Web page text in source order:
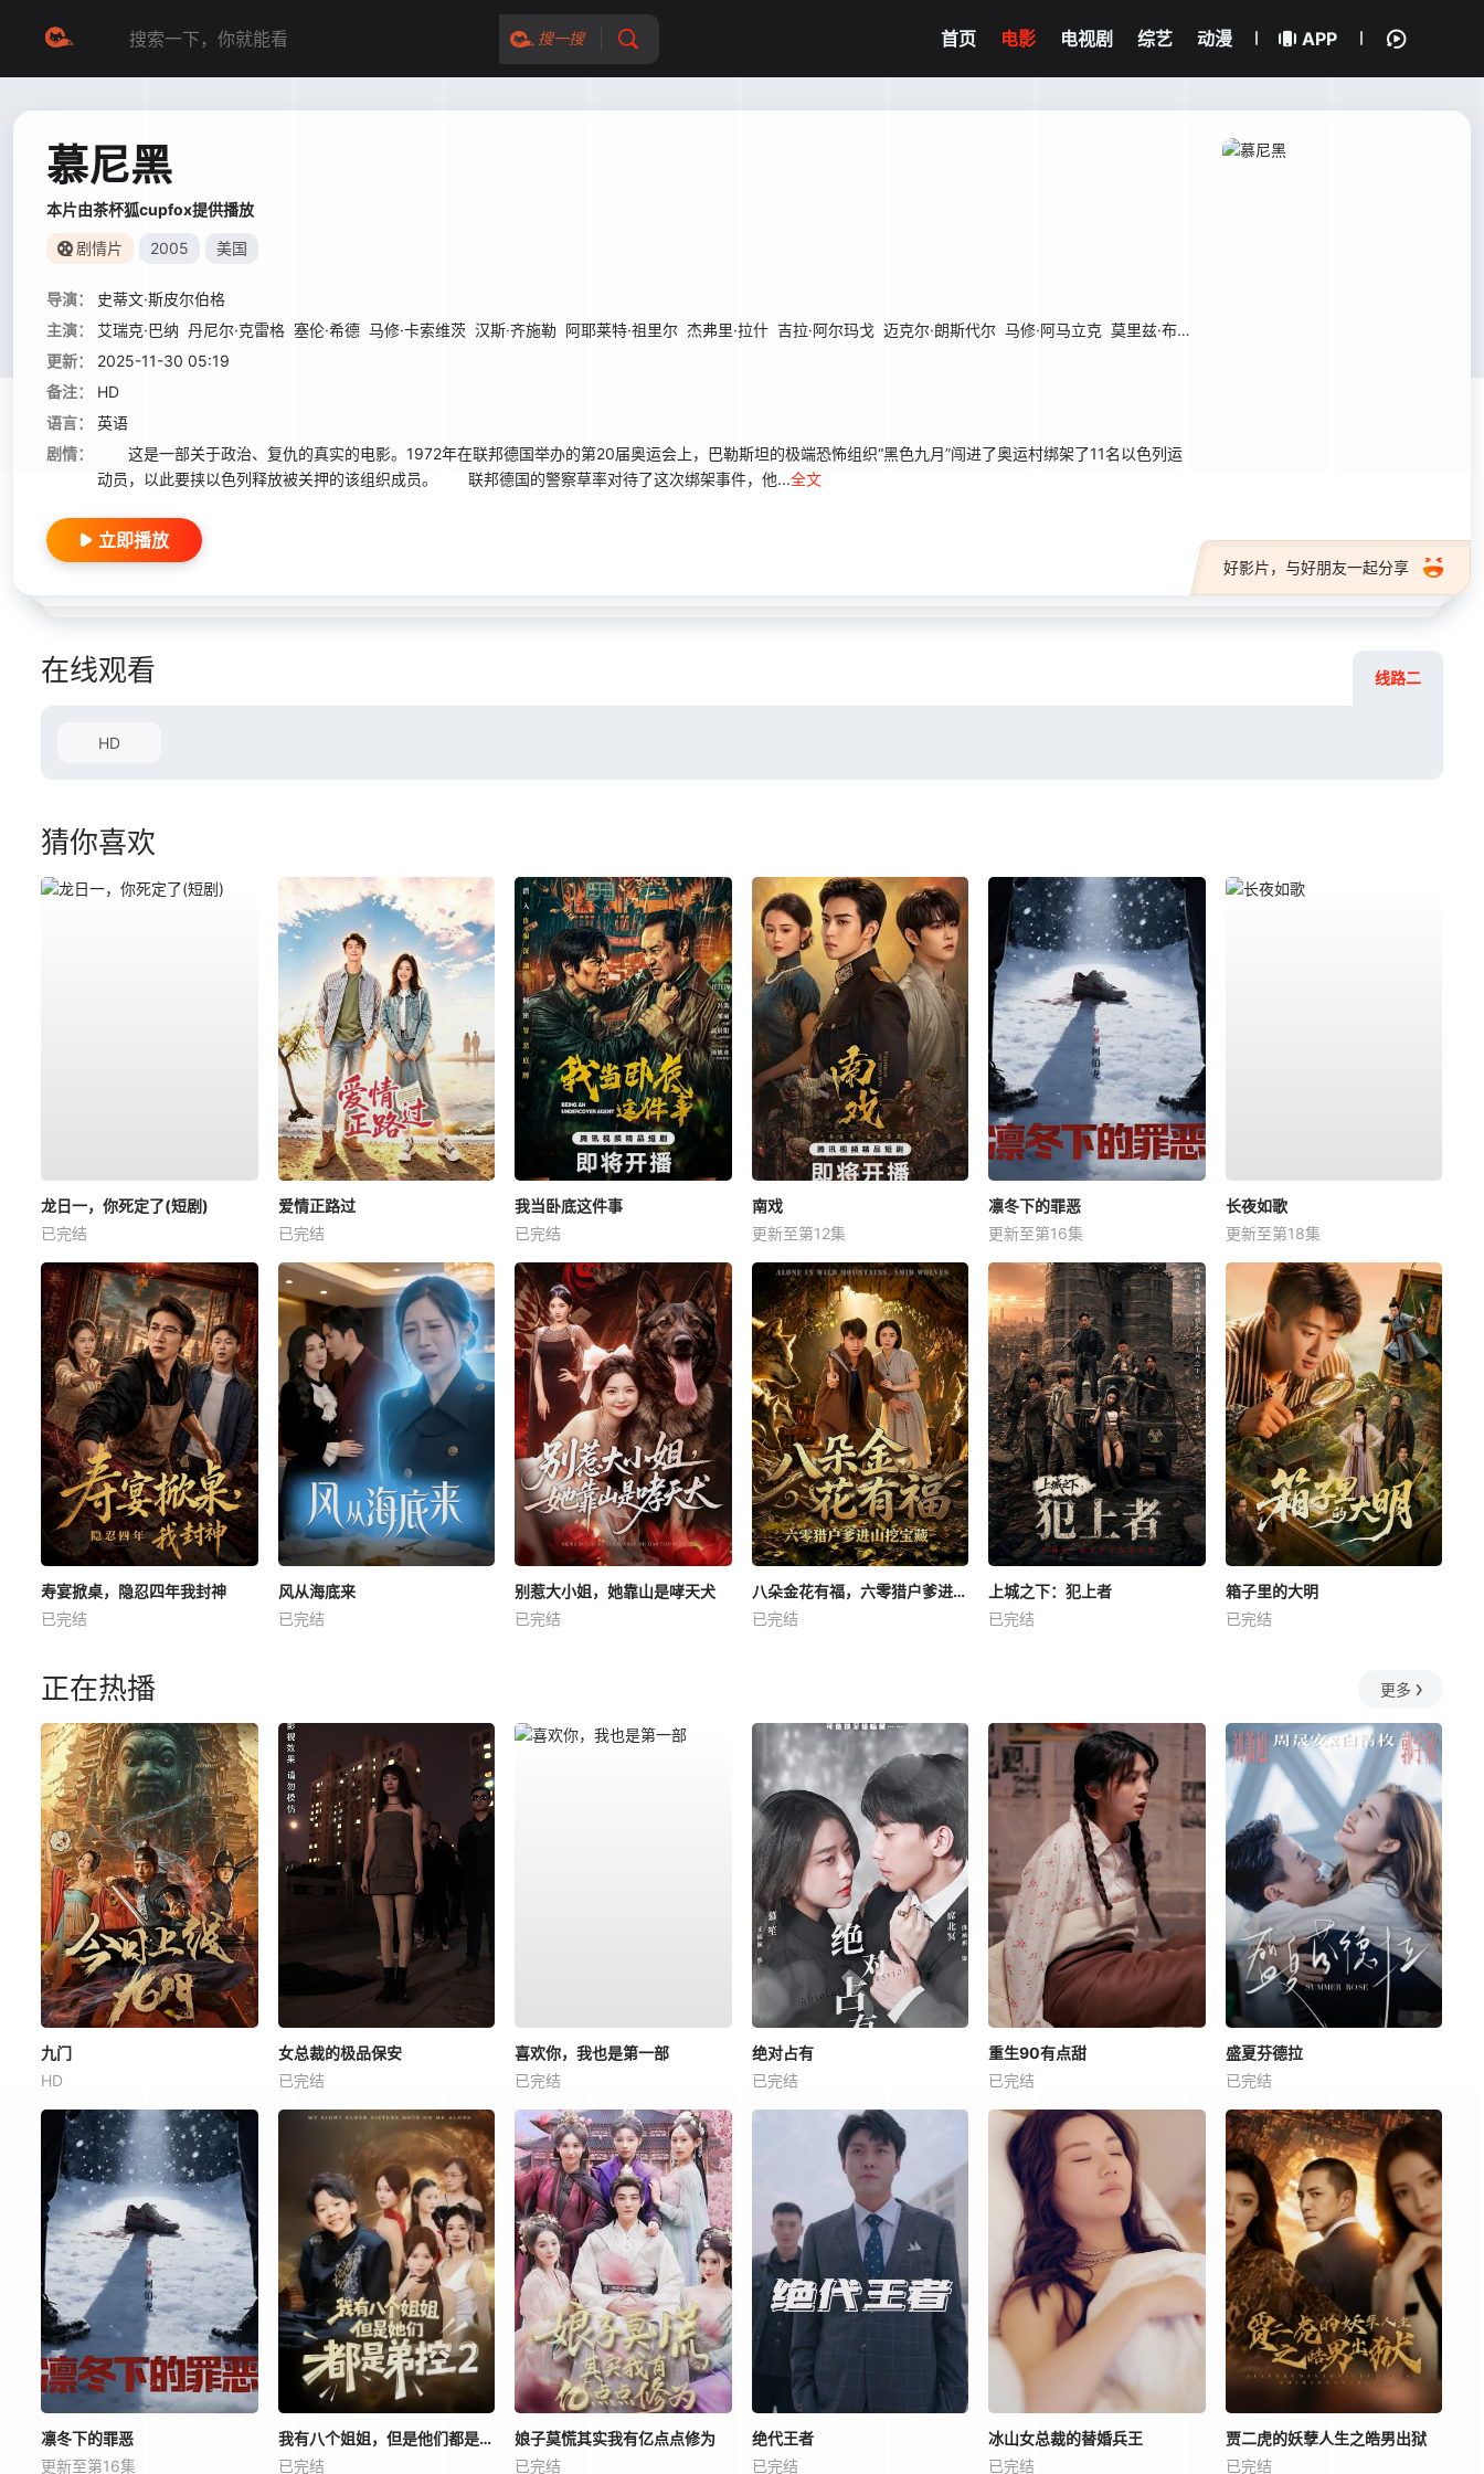
搜一搜 首页 电影 电视剧 综艺 动漫 APP
慕尼黑
本片由茶杯狐cupfox提供播放
剧情片 2005 美国
导演：
史蒂文·斯皮尔伯格
主演：
艾瑞克·巴纳 丹尼尔·克雷格 塞伦·希德 马修·卡索维茨 汉斯·齐施勒 阿耶莱特·祖里尔 杰弗里·拉什 吉拉·阿尔玛戈 迈克尔·朗斯代尔 马修·阿马立克 莫里兹·布雷多
更新：
2025-11-30 05:19
备注：
HD
语言：
英语
剧情：
这是一部关于政治、复仇的真实的电影。1972年在联邦德国举办的第20届奥运会上，巴勒斯坦的极端恐怖组织“黑色九月”闯进了奥运村绑架了11名以色列运
动员，以此要挟以色列释放被关押的该组织成员。 联邦德国的警察草率对待了这次绑架事件，他...全文
好影片，与好朋友一起分享
立即播放
在线观看 线路二
HD
猜你喜欢
龙日一，你死定了(短剧)
已完结
爱情正路过
已完结
我当卧底这件事
已完结
南戏
更新至第12集
凛冬下的罪恶
更新至第16集
长夜如歌
更新至第18集
寿宴掀桌，隐忍四年我封神
已完结
风从海底来
已完结
别惹大小姐，她靠山是哮天犬
已完结
八朵金花有福，六零猎户爹进山挖宝藏
已完结
上城之下：犯上者
已完结
箱子里的大明
已完结
正在热播 更多
九门
HD
女总裁的极品保安
已完结
喜欢你，我也是第一部
已完结
绝对占有
已完结
重生90有点甜
已完结
盛夏芬德拉
已完结
凛冬下的罪恶
更新至第16集
我有八个姐姐，但是他们都是弟控2
已完结
娘子莫慌其实我有亿点点修为
已完结
绝代王者
已完结
冰山女总裁的替婚兵王
已完结
贾二虎的妖孽人生之皓男出狱
已完结